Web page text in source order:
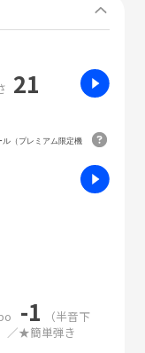
21
ル（プレミアム限定機
-1
（半音下
／★簡単弾き